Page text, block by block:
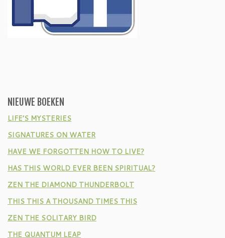
NIEUWE BOEKEN
LIFE’S MYSTERIES
SIGNATURES ON WATER
HAVE WE FORGOTTEN HOW TO LIVE?
HAS THIS WORLD EVER BEEN SPIRITUAL?
ZEN THE DIAMOND THUNDERBOLT
THIS THIS A THOUSAND TIMES THIS
ZEN THE SOLITARY BIRD
THE QUANTUM LEAP